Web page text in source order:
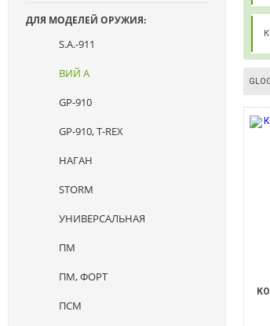
ДЛЯ МОДЕЛЕЙ ОРУЖИЯ:
S.A.-911
ВИЙ А
GP-910
GP-910, T-REX
НАГАН
STORM
УНИВЕРСАЛЬНАЯ
ПМ
ПМ, ФОРТ
ПСМ